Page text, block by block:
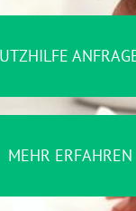
MEHR ERFAHREN